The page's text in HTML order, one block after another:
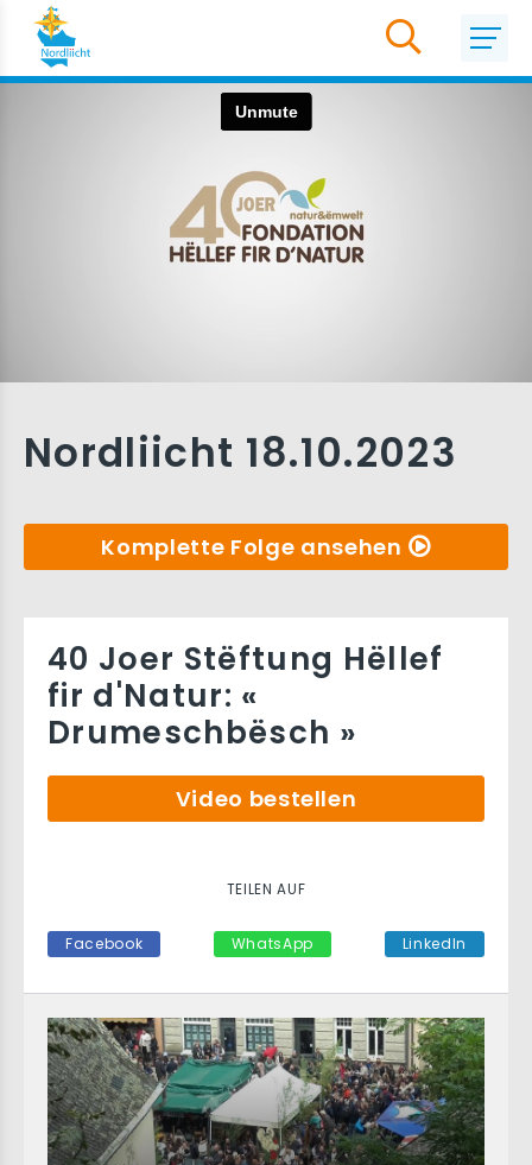
Nordliicht 18.10.2023
Komplette Folge ansehen
40 Joer Stëftung Hëllef
fir d'Natur: «
Drumeschbësch »
Video bestellen
TEILEN AUF
Facebook WhatsApp LinkedIn